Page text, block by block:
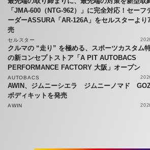
「JMA-600（NTG-962）」に完全対応！セーフ
ーダーASSURA「AR-126A」をセルスターより
売
セルスター
クルマの “走り” を極める、スポーツカスタム
の新コンセプトストア「A PIT AUTOBACS
PERFORMANCE FACTORY 大阪」オープン
AUTOBACS
AWIN、ジムニーシエラ ジムニーノマド
ボディキットを発売
AWIN